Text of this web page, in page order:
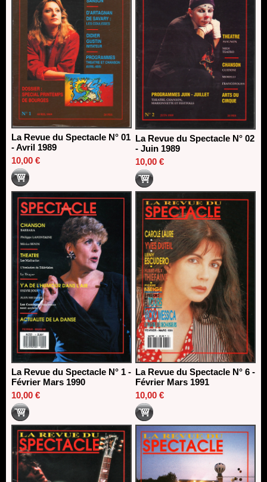
La Revue du Spectacle N° 01
- Avril 1989
10,00 €
La Revue du Spectacle N° 02
- Juin 1989
10,00 €
La Revue du Spectacle N° 1 -
Février Mars 1990
10,00 €
La Revue du Spectacle N° 6 -
Février Mars 1991
10,00 €